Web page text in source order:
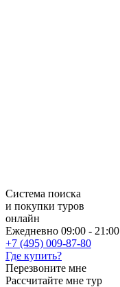
Система поиска
и покупки туров
онлайн
Ежедневно 09:00 - 21:00
+7 (495) 009-87-80
Где купить?
Перезвоните мне
Рассчитайте мне тур